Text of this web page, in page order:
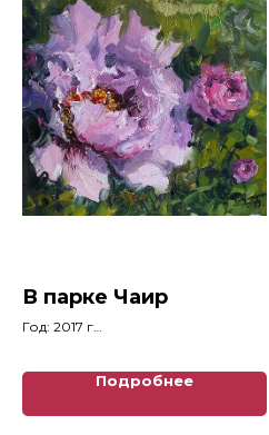
В парке Чаир
Год: 2017 г
Подробнее
Навигация Контакты
Артромус — площадка,
объединяющая
профессиональных
и ценителей искусства.
Будьте в курсе, подпишитесь
Новости
Блог